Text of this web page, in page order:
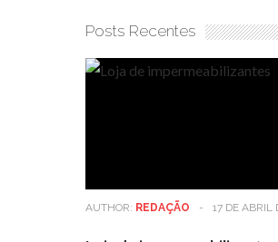
Posts Recentes
AUTHOR: REDAÇÃO - 17 DE ABRIL